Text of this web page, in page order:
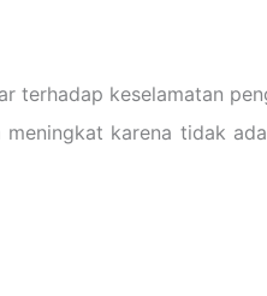
keselamatan
karena tidak